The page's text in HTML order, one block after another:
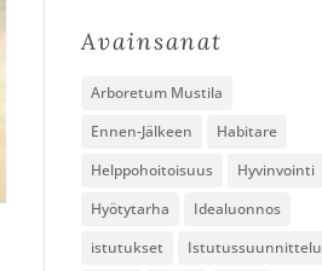
Avainsanat
Arboretum Mustila
Ennen-Jälkeen
Habitare
Helppohoitoisuus
Hyvinvointi
Hyötytarha
Idealuonnos
istutukset
Istutussuunnittelu